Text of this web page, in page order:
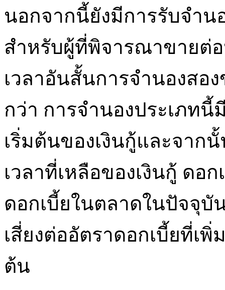
นอกจากนี้ยังมีการรับจำน
สำหรับผู้ที่พิจารณาขายต่
เวลาอันสั้นการจำนองสอ
กว่า การจำนองประเภทนี้
เริ่มต้นของเงินกู้และจาก
เวลาที่เหลือของเงินกู้ ดอ
ดอกเบี้ยในตลาดในปัจจุ
เสี่ยงต่ออัตราดอกเบี้ยที่เ
ต้น